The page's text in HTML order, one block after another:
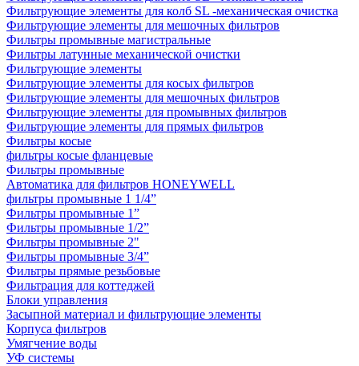
Фильтрующие элементы для колб SL -механическая очистка
Фильтрующие элементы для мешочных фильтров
Фильтры промывные магистральные
Фильтры латунные механической очистки
Фильтрующие элементы
Фильтрующие элементы для косых фильтров
Фильтрующие элементы для мешочных фильтров
Фильтрующие элементы для промывных фильтров
Фильтрующие элементы для прямых фильтров
Фильтры косые
фильтры косые фланцевые
Фильтры промывные
Автоматика для фильтров HONEYWELL
фильтры промывные 1 1/4”
Фильтры промывные 1”
Фильтры промывные 1/2”
Фильтры промывные 2"
Фильтры промывные 3/4”
Фильтры прямые резьбовые
Фильтрация для коттеджей
Блоки управления
Засыпной материал и фильтрующие элементы
Корпуса фильтров
Умягчение воды
УФ системы